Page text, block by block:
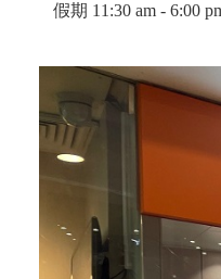
假期 11:30 am - 6:00